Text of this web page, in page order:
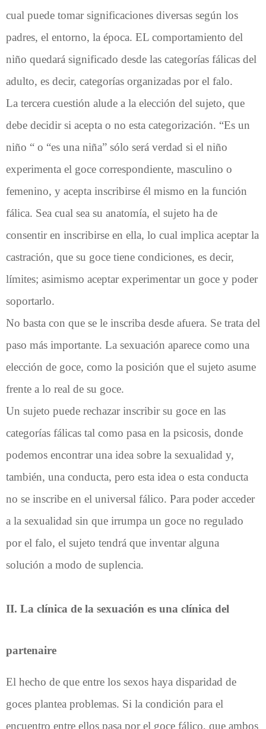
cual puede tomar significaciones diversas según los
padres, el entorno, la época. EL comportamiento del
niño quedará significado desde las categorías fálicas del
adulto, es decir, categorías organizadas por el falo.
La tercera cuestión alude a la elección del sujeto, que
debe decidir si acepta o no esta categorización. “Es un
niño “ o “es una niña” sólo será verdad si el niño
experimenta el goce correspondiente, masculino o
femenino, y acepta inscribirse él mismo en la función
fálica. Sea cual sea su anatomía, el sujeto ha de
consentir en inscribirse en ella, lo cual implica aceptar la
castración, que su goce tiene condiciones, es decir,
límites; asimismo aceptar experimentar un goce y poder
soportarlo.
No basta con que se le inscriba desde afuera. Se trata del
paso más importante. La sexuación aparece como una
elección de goce, como la posición que el sujeto asume
frente a lo real de su goce.
Un sujeto puede rechazar inscribir su goce en las
categorías fálicas tal como pasa en la psicosis, donde
podemos encontrar una idea sobre la sexualidad y,
también, una conducta, pero esta idea o esta conducta
no se inscribe en el universal fálico. Para poder acceder
a la sexualidad sin que irrumpa un goce no regulado
por el falo, el sujeto tendrá que inventar alguna
solución a modo de suplencia.
II. La clínica de la sexuación es una clínica del
partenaire
El hecho de que entre los sexos haya disparidad de
goces plantea problemas. Si la condición para el
encuentro entre ellos pasa por el goce fálico, que ambos